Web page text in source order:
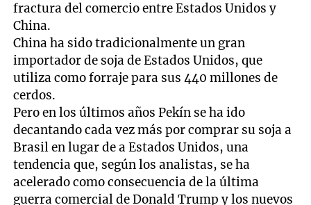
fractura del comercio entre Estados Unidos y
China.
China ha sido tradicionalmente un gran
importador de soja de Estados Unidos, que
utiliza como forraje para sus 440 millones de
cerdos.
Pero en los últimos años Pekín se ha ido
decantando cada vez más por comprar su soja a
Brasil en lugar de a Estados Unidos, una
tendencia que, según los analistas, se ha
acelerado como consecuencia de la última
guerra comercial de Donald Trump y los nuevos